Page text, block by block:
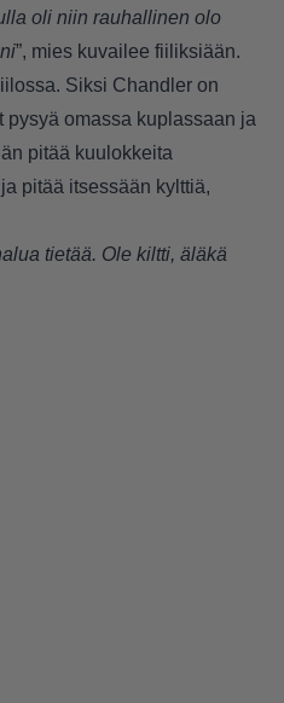
oli niin rauhallinen olo
”, mies kuvailee fiiliksiään.
Siksi Chandler on
pysyä omassa kuplassaan ja
pitää kuulokkeita
pitää itsessään kylttiä,
tietää. Ole kiltti, äläkä